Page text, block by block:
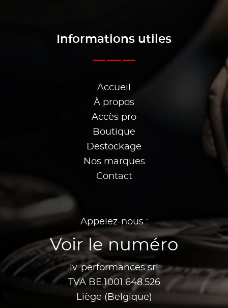
Informations utiles
Accueil
À propos
Accès pro
Boutique
Destockage
Nos marques
Contact
Appelez-nous :
Voir le numéro
lv-performances srl
TVA BE.1001.648.526
Liège (Belgique)